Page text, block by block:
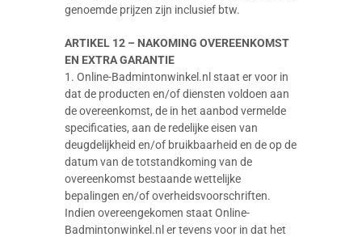
genoemde prijzen zijn inclusief btw.
ARTIKEL 12 – NAKOMING OVEREENKOMST
EN EXTRA GARANTIE
1. Online-Badmintonwinkel.nl staat er voor in
dat de producten en/of diensten voldoen aan
de overeenkomst, de in het aanbod vermelde
specificaties, aan de redelijke eisen van
deugdelijkheid en/of bruikbaarheid en de op de
datum van de totstandkoming van de
overeenkomst bestaande wettelijke
bepalingen en/of overheidsvoorschriften.
Indien overeengekomen staat Online-
Badmintonwinkel.nl er tevens voor in dat het